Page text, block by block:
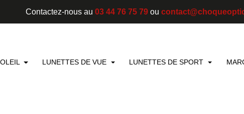
Contactez-nous au 03 44 76 75 79 ou
LUNETTES DE VUE LUNETTES DE SPORT